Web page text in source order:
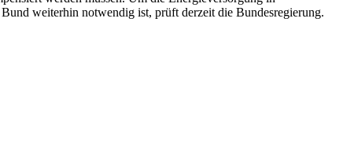
weiterhin notwendig ist, prüft derzeit die Bundesregierung.